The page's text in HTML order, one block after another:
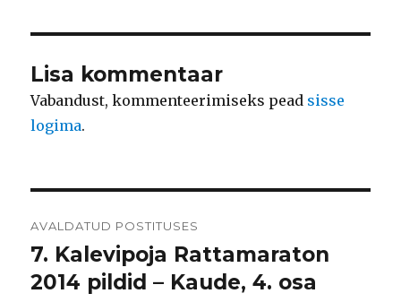
Lisa kommentaar
Vabandust, kommenteerimiseks pead sisse
logima.
AVALDATUD POSTITUSES
7. Kalevipoja Rattamaraton
2014 pildid – Kaude, 4. osa